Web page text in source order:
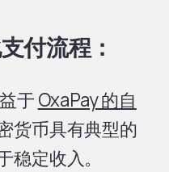
付流程：
于OxaPay 的自
货币具有典型的
定收入。